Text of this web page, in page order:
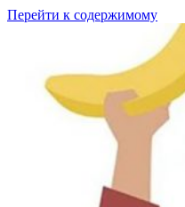
Перейти к содержимому